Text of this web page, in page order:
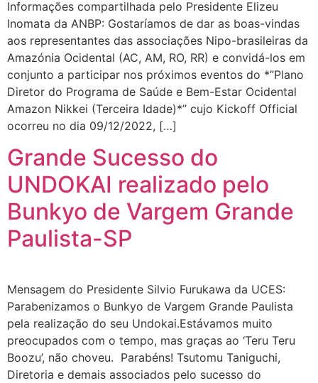
Informações compartilhada pelo Presidente Elizeu
Inomata da ANBP: Gostaríamos de dar as boas-vindas
aos representantes das associações Nipo-brasileiras da
Amazónia Ocidental (AC, AM, RO, RR) e convidá-los em
conjunto a participar nos próximos eventos do *”Plano
Diretor do Programa de Saúde e Bem-Estar Ocidental
Amazon Nikkei (Terceira Idade)*” cujo Kickoff Official
ocorreu no dia 09/12/2022, […]
Grande Sucesso do
UNDOKAI realizado pelo
Bunkyo de Vargem Grande
Paulista-SP
Mensagem do Presidente Silvio Furukawa da UCES:
Parabenizamos o Bunkyo de Vargem Grande Paulista
pela realização do seu Undokai.Estávamos muito
preocupados com o tempo, mas graças ao ‘Teru Teru
Boozu’, não choveu. Parabéns! Tsutomu Taniguchi,
Diretoria e demais associados pelo sucesso do